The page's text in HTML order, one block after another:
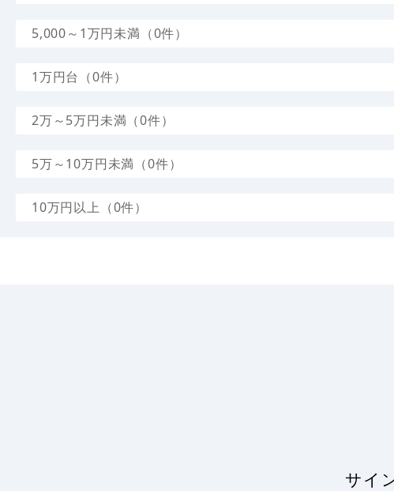
5,000～1万円未満（0件）
1万円台（0件）
2万～5万円未満（0件）
5万～10万円未満（0件）
10万円以上（0件）
サイ